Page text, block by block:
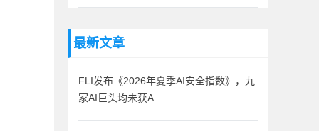
最新文章
FLI发布《2026年夏季AI安全指数》，九
家AI巨头均未获A